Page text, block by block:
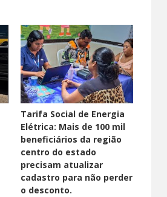
Tarifa Social de Energia
Elétrica: Mais de 100 mil
beneficiários da região
centro do estado
precisam atualizar
cadastro para não perder
o desconto.